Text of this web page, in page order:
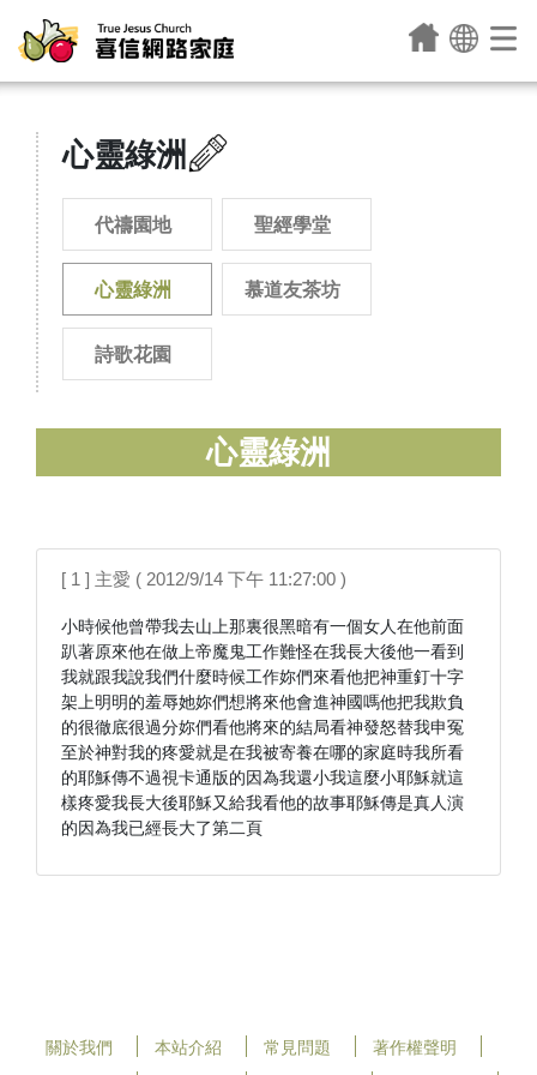
心靈綠洲
代禱園地 聖經學堂
心靈綠洲 慕道友茶坊
詩歌花園
心靈綠洲
[ 1 ] 主愛 ( 2012/9/14 下午 11:27:00 )
小時候他曾帶我去山上那裏很黑暗有一個女人在他前面
趴著原來他在做上帝魔鬼工作難怪在我長大後他一看到
我就跟我說我們什麼時候工作妳們來看他把神重釘十字
架上明明的羞辱她妳們想將來他會進神國嗎他把我欺負
的很徹底很過分妳們看他將來的結局看神發怒替我申冤
至於神對我的疼愛就是在我被寄養在哪的家庭時我所看
的耶穌傳不過視卡通版的因為我還小我這麼小耶穌就這
樣疼愛我長大後耶穌又給我看他的故事耶穌傳是真人演
關於我們 本站介紹 常見問題
著作權聲明